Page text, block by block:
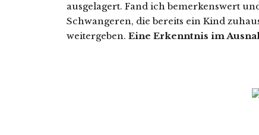
ausgelagert. Fand ich bemerkenswert
Schwangeren, die bereits ein Kind
weitergeben. Eine Erkenntnis im